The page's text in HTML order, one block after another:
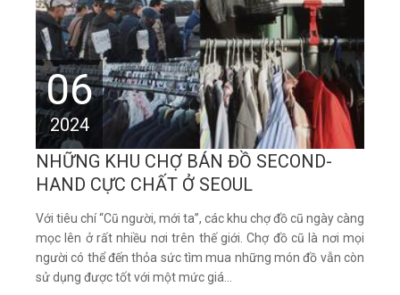
06
2024
NHỮNG KHU CHỢ BÁN ĐỒ SECOND-
HAND CỰC CHẤT Ở SEOUL
Với tiêu chí “Cũ người, mới ta”, các khu chợ đồ cũ ngày càng
mọc lên ở rất nhiều nơi trên thế giới. Chợ đồ cũ là nơi mọi
người có thể đến thỏa sức tìm mua những món đồ vẫn còn
sử dụng được tốt với một mức giá...